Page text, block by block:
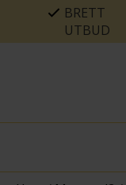
BRETT
UTBUD